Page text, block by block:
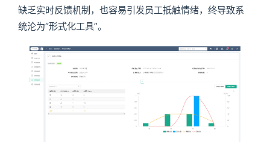
缺乏实时反馈机制，也容易引发员工抵触情绪，终导致系
统沦为“形式化工具”。